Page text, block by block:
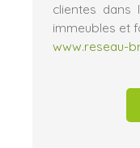
clientes dans
immeubles et
www.reseau-